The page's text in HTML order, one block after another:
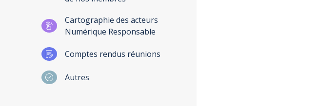
Cartographie des acteurs
Numérique Responsable
Comptes rendus réunions
Autres